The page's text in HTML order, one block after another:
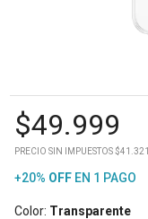
$49.999
PRECIO SIN IMPUESTOS $41.321
+20% OFF EN 1 PAGO
Color: Transparente